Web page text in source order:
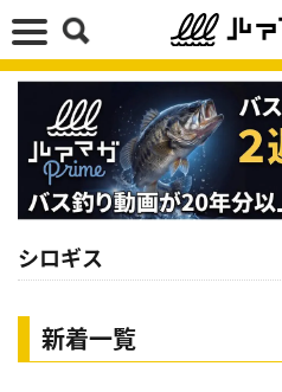
シロギス
新着一覧